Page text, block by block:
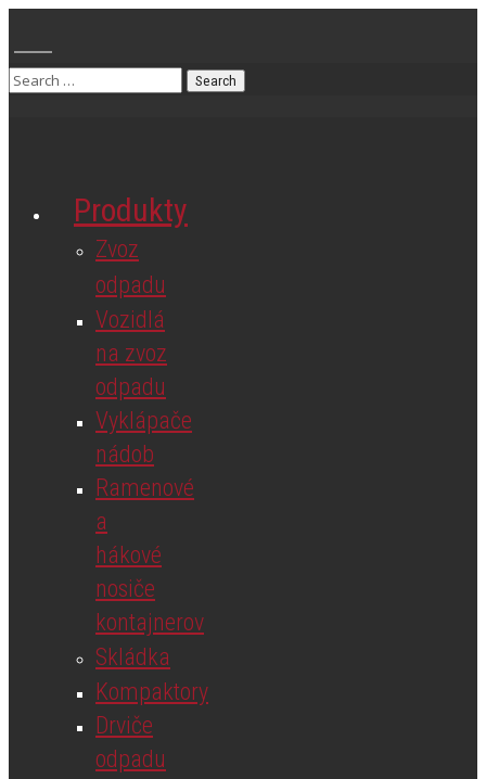
Produkty
Zvoz
odpadu
Vozidlá
na zvoz
odpadu
Vyklápače
nádob
Ramenové
a
hákové
nosiče
kontajnerov
Skládka
Kompaktory
Drviče
odpadu